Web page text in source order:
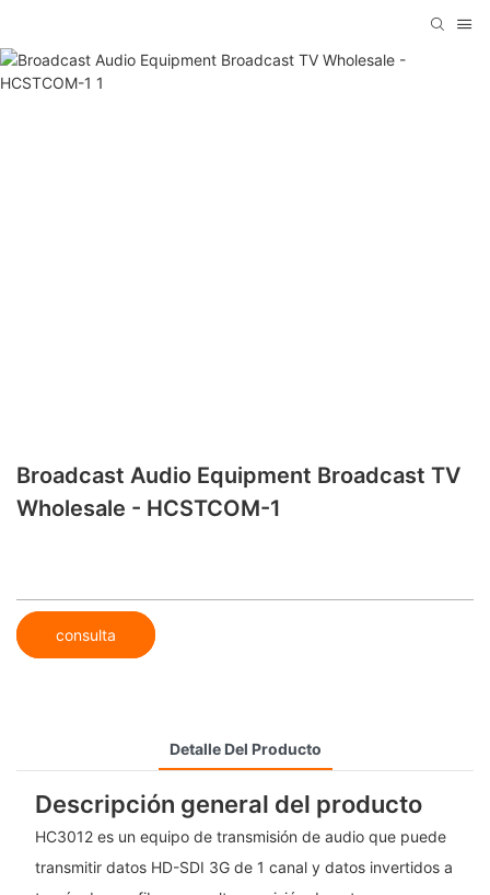
Broadcast Audio Equipment Broadcast TV
Wholesale - HCSTCOM-1
consulta
Detalle Del Producto
Descripción general del producto
HC3012 es un equipo de transmisión de audio que puede
transmitir datos HD-SDI 3G de 1 canal y datos invertidos a